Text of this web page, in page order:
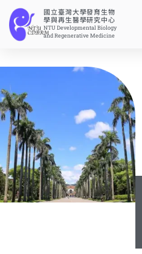
國立臺灣大學發育生物
學與再生醫學研究中心
NTU Developmental Biology
and Regenerative Medicine